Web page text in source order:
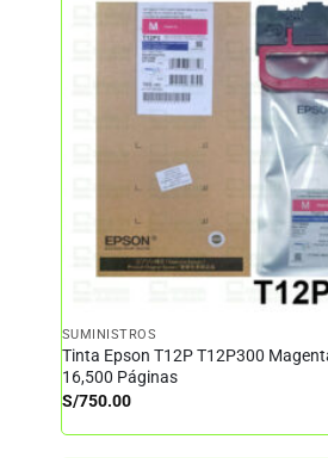
SUMINISTROS
Tinta Epson T12P T12P300
16,500 Páginas
S/750.00